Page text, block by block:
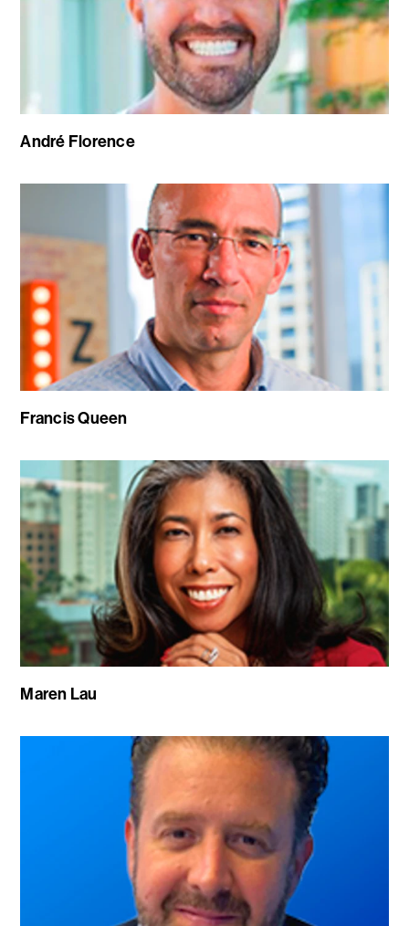
André Florence
Francis Queen
Maren Lau